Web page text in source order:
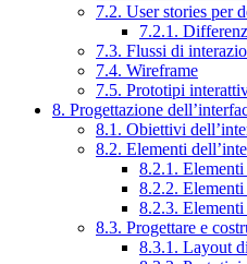
7.2. User stories per
7.2.1.
7.3. Flussi di
7.4. Wireframe
7.5. Prototipi
8. Progettazione
8.1. Obiettivi
8.2. Elementi
8.2.1.
8.2.2.
8.2.3.
8.3. Progettare e
8.3.1. Layout